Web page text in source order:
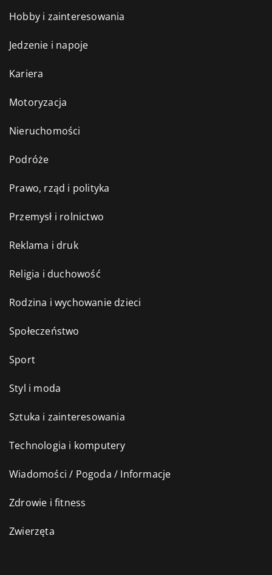
Hobby i zainteresowania
Jedzenie i napoje
Kariera
Motoryzacja
Nieruchomości
Podróże
Prawo, rząd i polityka
Przemysł i rolnictwo
Reklama i druk
Religia i duchowość
Rodzina i wychowanie dzieci
Społeczeństwo
Sport
Styl i moda
Sztuka i zainteresowania
Technologia i komputery
Wiadomości / Pogoda / Informacje
Zdrowie i fitness
Zwierzęta